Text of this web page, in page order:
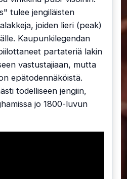
tulee jengiläisten
joiden lieri (peak)
Kaupunkilegendan
partateriä lakin
vastustajiaan, mutta
epätodennäköistä.
todelliseen jengiin,
jo 1800-luvun